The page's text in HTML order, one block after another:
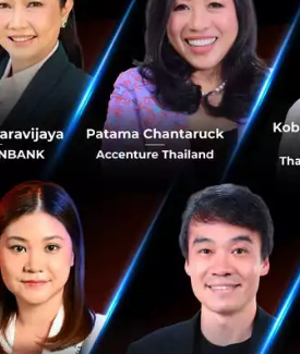
สนใจจากสังคมในขณะที่นโยบายด้า
ล็งเรื่องความยั่งยืนของโครงสร้าง
อมบำรุง และการจัดหางบประมาณ
มแตกแยก
ผู้เกี่ยวข้องด้านโครงสร้
ละเข้าสู่ตลาดที่มีการพัฒนาด้านโคร
โลยีมีความเข้มข้นยิ่งขึ้นการแข่งขั
าสใหม่ๆ ที่จะพัฒนาการบริการ สินค้